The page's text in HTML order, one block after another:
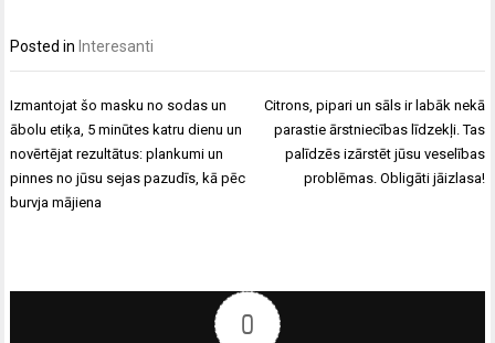
Posted in Interesanti
Ziņu
izvēlne
Izmantojat šo masku no sodas un
ābolu etiķa, 5 minūtes katru dienu un
novērtējat rezultātus: plankumi un
pinnes no jūsu sejas pazudīs, kā pēc
burvja mājiena
Citrons, pipari un sāls ir labāk nekā
parastie ārstniecības līdzekļi. Tas
palīdzēs izārstēt jūsu veselības
problēmas. Obligāti jāizlasa!
0